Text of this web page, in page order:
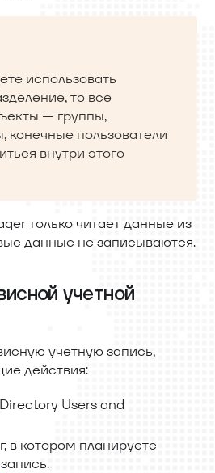
использовать
то все
— группы,
конечные пользователи
внутри этого
только читает данные из
данные не записываются.
учетной
учетную запись,
действия:
Users and
в котором планируете